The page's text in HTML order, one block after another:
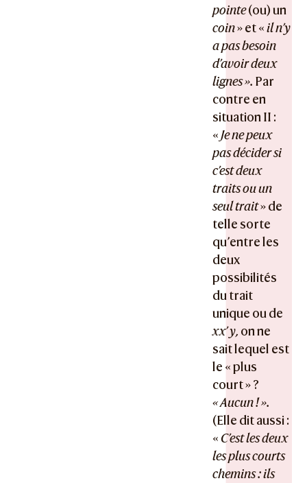
pointe(ou) un
coin» et «il n’y
a pas besoin
d’avoir deux
lignes ». Par
contre en
situation II :
«Je ne peux
pas décider si
c’est deux
traits ou un
seul trait» de
telle sorte
qu’entre les
deux
possibilités
du trait
unique ou de
xx’ y, on ne
sait lequel est
le « plus
court » ?
« Aucun ! ».
(Elle dit aussi :
« C’est les deux
les plus courts
chemins : ils